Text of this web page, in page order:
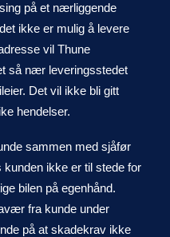
på et nærliggende
ikke er mulig å levere
vil Thune
så nær leveringsstedet
Det vil ikke bli gitt
hendelser.
sammen med sjåfør
ikke er til stede for
bilen på egenhånd.
fra kunde under
på at skadekrav ikke